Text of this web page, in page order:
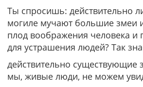
Ты спросишь: действительно
могиле мучают большие змеи
плод воображения человека и
для устрашения людей? Так
действительно существующие
мы, живые люди, не можем